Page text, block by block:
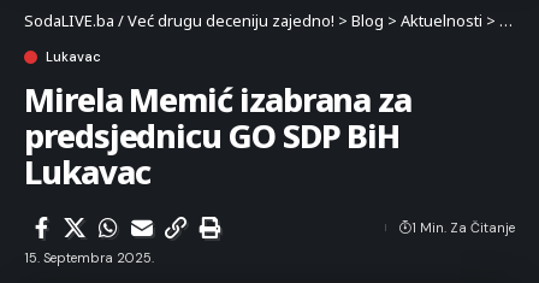
SodaLIVE.ba / Već drugu deceniju zajedno! > Blog > Aktuelnosti >
Lukavac
Mirela Memić izabrana za
predsjednicu GO SDP BiH
Lukavac
15. Septembra 2025.
1 Min. Za Čitanje